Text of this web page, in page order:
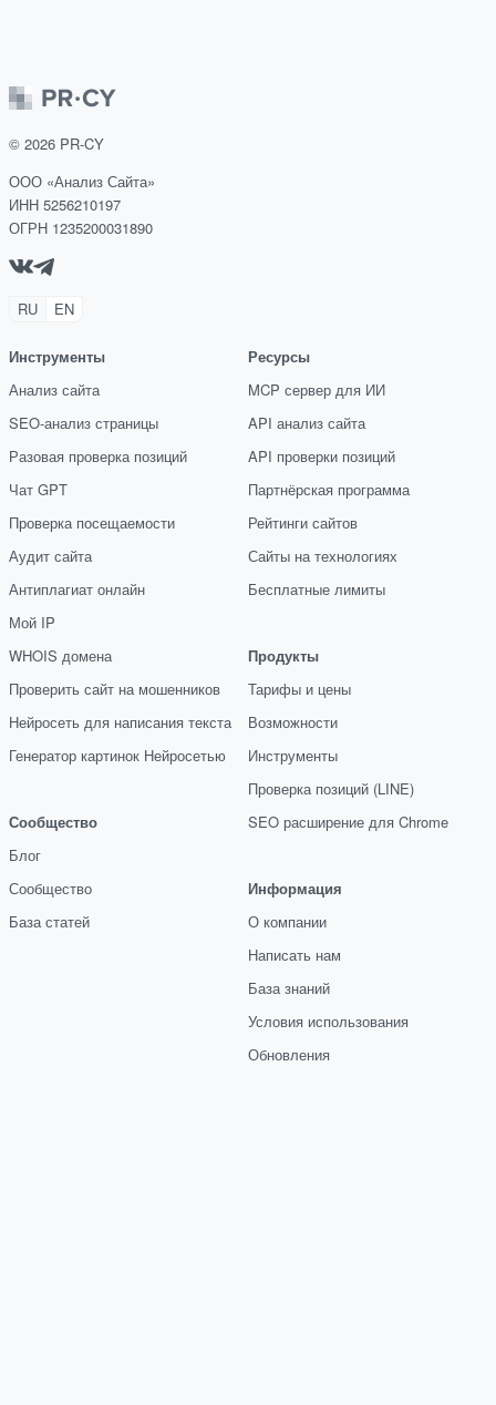
© 2026 PR-CY
ООО «Анализ Сайта»
ИНН 5256210197
ОГРН 1235200031890
RU EN
Инструменты
Анализ сайта
SEO-анализ страницы
Разовая проверка позиций
Чат GPT
Проверка посещаемости
Аудит сайта
Антиплагиат онлайн
Мой IP
WHOIS домена
Проверить сайт на мошенников
Нейросеть для написания текста
Генератор картинок Нейросетью
Сообщество
Блог
Сообщество
База статей
Ресурсы
MCP сервер для ИИ
API анализ сайта
API проверки позиций
Партнёрская программа
Рейтинги сайтов
Сайты на технологиях
Бесплатные лимиты
Продукты
Тарифы и цены
Возможности
Инструменты
Проверка позиций (LINE)
SEO расширение для Chrome
Информация
О компании
Написать нам
База знаний
Условия использования
Обновления